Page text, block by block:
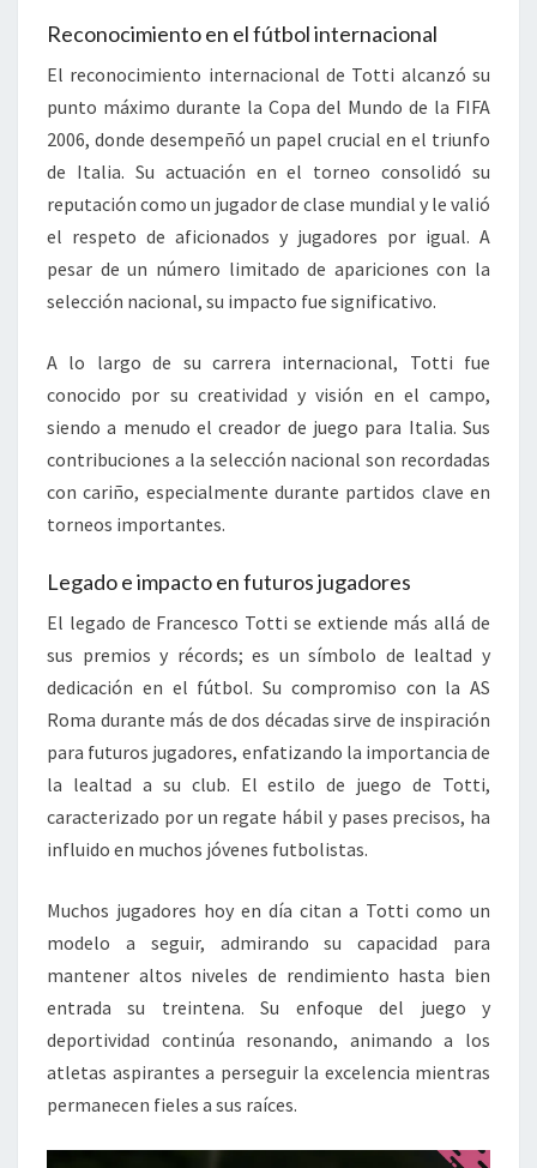
Reconocimiento en el fútbol internacional
El reconocimiento internacional de Totti alcanzó su
punto máximo durante la Copa del Mundo de la FIFA
2006, donde desempeñó un papel crucial en el triunfo
de Italia. Su actuación en el torneo consolidó su
reputación como un jugador de clase mundial y le valió
el respeto de aficionados y jugadores por igual. A
pesar de un número limitado de apariciones con la
selección nacional, su impacto fue significativo.
A lo largo de su carrera internacional, Totti fue
conocido por su creatividad y visión en el campo,
siendo a menudo el creador de juego para Italia. Sus
contribuciones a la selección nacional son recordadas
con cariño, especialmente durante partidos clave en
torneos importantes.
Legado e impacto en futuros jugadores
El legado de Francesco Totti se extiende más allá de
sus premios y récords; es un símbolo de lealtad y
dedicación en el fútbol. Su compromiso con la AS
Roma durante más de dos décadas sirve de inspiración
para futuros jugadores, enfatizando la importancia de
la lealtad a su club. El estilo de juego de Totti,
caracterizado por un regate hábil y pases precisos, ha
influido en muchos jóvenes futbolistas.
Muchos jugadores hoy en día citan a Totti como un
modelo a seguir, admirando su capacidad para
mantener altos niveles de rendimiento hasta bien
entrada su treintena. Su enfoque del juego y
deportividad continúa resonando, animando a los
atletas aspirantes a perseguir la excelencia mientras
permanecen fieles a sus raíces.